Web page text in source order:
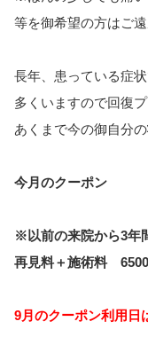
等を御希望の方はご遠
長年、患っている症
多くいますので回復プ
あくまで今の御自分
今月のクーポン
※以前の来院から3年
再見料＋施術料
9月のクーポン利用日